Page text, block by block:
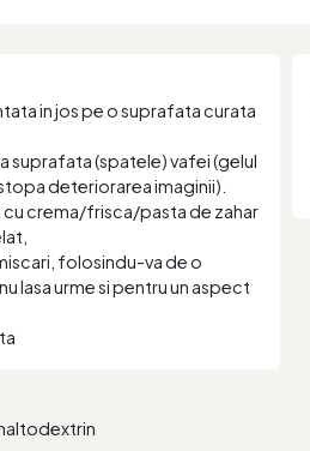
in jos pe o suprafata curata
suprafata (spatele) vafei (gelul
deteriorarea imaginii).
cu crema/frisca/pasta de zahar
folosindu-va de o
lasa urme si pentru un aspect